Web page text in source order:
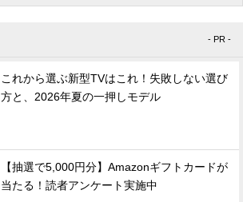
- PR -
これから選ぶ新型TVはこれ！失敗しない選び
方と、2026年夏の一押しモデル
【抽選で5,000円分】Amazonギフトカードが
当たる！読者アンケート実施中